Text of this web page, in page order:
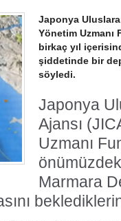
Japonya
Yönetim
birkaç yıl
şiddetinde bir
söyledi.
Japonya
Ajansı
Uzmanı
Marmara